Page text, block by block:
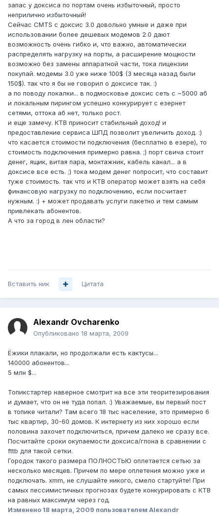
запас у доксиса по портам очень избыточный, просто
неприлично избыточный!
Сейчас CMTS с доксис 3.0 довольно умные и даже при
использовании более дешевых модемов 2.0 дают
возможность очень гибко и, что важно, автоматически
распределять нагрузку на порты, а расширение мощности
возможно без замены аппаратной части, тока лицензии
покупай. модемы 3.0 уже ниже 100$ (3 месяца назад были
150$). так что я бы не говорил о доксисе так. :)
а по поводу локалки... в подмосковье доксис сеть с ~5000 аб
и локальным пирингом успешно конкурирует с езернет
сетями, оттока аб нет, только рост.
и еще замечу. КТВ приносит стабильный доход! и
предоставление сервиса ШПД позволит увеличить доход. :)
что касается стоимости подключения (бесплатно в езере), то
стоимость подключения примерно равна. ;) порт свича стоит
денег, ящик, витая пара, монтажник, кабель канал... а в
доксисе все есть. ;) тока модем денег попросит, что составит
туже стоимость. так что и КТВ оператор может взять на себя
финансовую нагрузку по подключению, если посчитает
нужным. :) + может продавать услуги пакетно и тем самым
привлекать абонентов.
А что за город в лен области?
Вставить ник Цитата
Alexandr Ovcharenko
Опубликовано 18 марта, 2009
Ёжики плакали, но продолжали есть кактусы...
140000 абонентов...
5 млн $...
Топикстартер наверное смотрит на все эти теоритезирования
и думает, что он не туда попал. :) Уважаемые, вы первый пост
в топике читали? Там всего 18 тыс население, это примерно 6
тыс квартир, 30-60 домов. К интернету из них хорошо если
половина захочет подключиться, причем далеко не сразу все.
Посчитайте сроки окупаемости доксиса/гпона в сравнении с
fttb для такой сетки.
Городок такого размера ПОЛНОСТЬЮ оплетается сетью за
несколько месяцев. Причем по мере оплетения можно уже и
подключать. xmm, не слушайте никого, смело стартуйте! При
самых пессимистичных прогнозах будете конкурировать с КТВ
на равных максимум через год.
Изменено 18 марта, 2009 пользователем Alexandr